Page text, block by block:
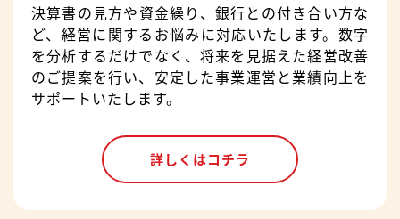
決算書の見方や資金繰り、銀行との付き合い方な
ど、経営に関するお悩みに対応いたします。数字
を分析するだけでなく、将来を見据えた経営改善
のご提案を行い、安定した事業運営と業績向上を
サポートいたします。
詳しくはコチラ